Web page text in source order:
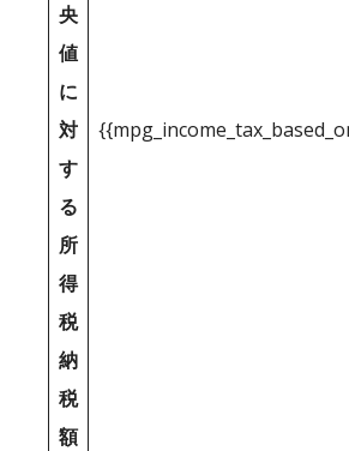
央
値
に
対
す
る
所
得
税
納
税
額